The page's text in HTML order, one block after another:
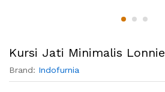
Kursi Jati Minimalis Lonnie
Brand: Indofurnia